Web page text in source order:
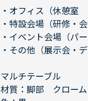
オフィス（休憩室
特設会場（研修・
イベント会場（パ
その他（展示会・
マルチテーブル
材質：脚部 クローム